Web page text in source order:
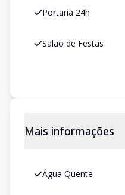
Portaria 24h
Salão de Festas
Mais informações
Água Quente